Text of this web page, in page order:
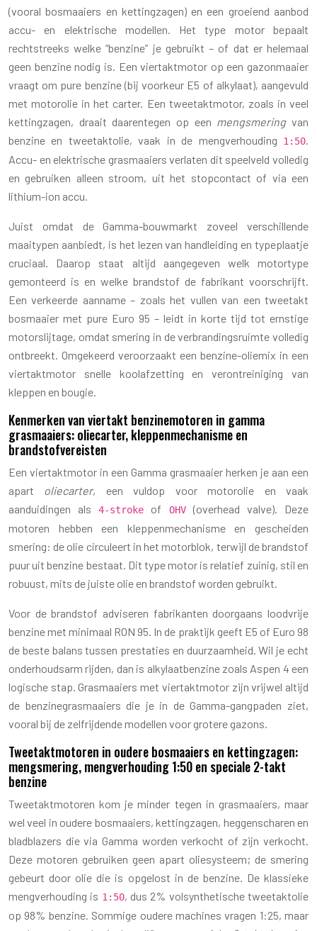
(vooral bosmaaiers en kettingzagen) en een groeiend aanbod
accu- en elektrische modellen. Het type motor bepaalt
rechtstreeks welke “benzine” je gebruikt – of dat er helemaal
geen benzine nodig is. Een viertaktmotor op een gazonmaaier
vraagt om pure benzine (bij voorkeur E5 of alkylaat), aangevuld
met motorolie in het carter. Een tweetaktmotor, zoals in veel
kettingzagen, draait daarentegen op een mengsmeringvan
benzine en tweetaktolie, vaak in de mengverhouding
1:50.
Accu- en elektrische grasmaaiers verlaten dit speelveld volledig
en gebruiken alleen stroom, uit het stopcontact of via een
lithium-ion accu.
Juist omdat de Gamma-bouwmarkt zoveel verschillende
maaitypen aanbiedt, is het lezen van handleiding en typeplaatje
cruciaal. Daarop staat altijd aangegeven welk motortype
gemonteerd is en welke brandstof de fabrikant voorschrijft.
Een verkeerde aanname – zoals het vullen van een tweetakt
bosmaaier met pure Euro 95 – leidt in korte tijd tot ernstige
motorslijtage, omdat smering in de verbrandingsruimte volledig
ontbreekt. Omgekeerd veroorzaakt een benzine-oliemix in een
viertaktmotor snelle koolafzetting en verontreiniging van
kleppen en bougie.
Kenmerken van viertakt benzinemotoren in gamma
grasmaaiers: oliecarter, kleppenmechanisme en
brandstofvereisten
Een viertaktmotor in een Gamma grasmaaier herken je aan een
apart oliecarter, een vuldop voor motorolie en vaak
aanduidingen als4-stroke of OHV(overhead valve). Deze
motoren hebben een kleppenmechanisme en gescheiden
smering: de olie circuleert in het motorblok, terwijl de brandstof
puur uit benzine bestaat. Dit type motor is relatief zuinig, stil en
robuust, mits de juiste olie en brandstof worden gebruikt.
Voor de brandstof adviseren fabrikanten doorgaans loodvrije
benzine met minimaal RON 95. In de praktijk geeft E5 of Euro 98
de beste balans tussen prestaties en duurzaamheid. Wil je echt
onderhoudsarm rijden, dan is alkylaatbenzine zoals Aspen 4 een
logische stap. Grasmaaiers met viertaktmotor zijn vrijwel altijd
de benzinegrasmaaiers die je in de Gamma-gangpaden ziet,
vooral bij de zelfrijdende modellen voor grotere gazons.
Tweetaktmotoren in oudere bosmaaiers en kettingzagen:
mengsmering, mengverhouding 1:50 en speciale 2-takt
benzine
Tweetaktmotoren kom je minder tegen in grasmaaiers, maar
wel veel in oudere bosmaaiers, kettingzagen, heggenscharen en
bladblazers die via Gamma worden verkocht of zijn verkocht.
Deze motoren gebruiken geen apart oliesysteem; de smering
gebeurt door olie die is opgelost in de benzine. De klassieke
mengverhouding is 1:50, dus 2% volsynthetische tweetaktolie
op 98% benzine. Sommige oudere machines vragen 1:25, maar